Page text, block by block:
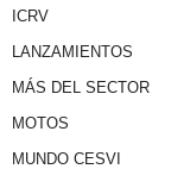
ICRV
LANZAMIENTOS
MÁS DEL SECTOR
MOTOS
MUNDO CESVI